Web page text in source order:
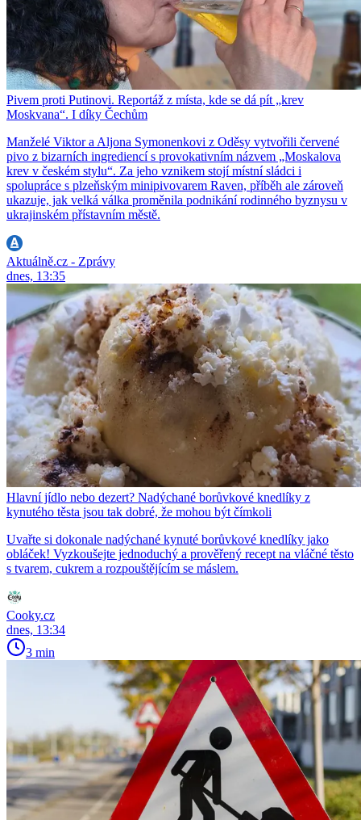
Pivem proti Putinovi. Reportáž z místa, kde se dá pít „krev
Moskvana“. I díky Čechům
Manželé Viktor a Aljona Symonenkovi z Oděsy vytvořili červené
pivo z bizarních ingrediencí s provokativním názvem „Moskalova
krev v českém stylu“. Za jeho vznikem stojí místní sládci i
spolupráce s plzeňským minipivovarem Raven, příběh ale zároveň
ukazuje, jak velká válka proměnila podnikání rodinného byznysu v
ukrajinském přístavním městě.
Aktuálně.cz - Zprávy
dnes, 13:35
Hlavní jídlo nebo dezert? Nadýchané borůvkové knedlíky z
kynutého těsta jsou tak dobré, že mohou být čímkoli
Uvařte si dokonale nadýchané kynuté borůvkové knedlíky jako
obláček! Vyzkoušejte jednoduchý a prověřený recept na vláčné těsto
s tvarem, cukrem a rozpouštějícím se máslem.
Cooky.cz
dnes, 13:34
3 min